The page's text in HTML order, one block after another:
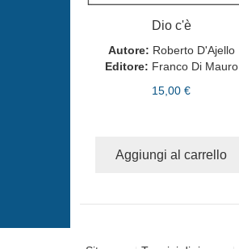
Dio c'è
Autore: Roberto D'Ajello
Editore: Franco Di Mauro
15,00 €
Aggiungi al carrello